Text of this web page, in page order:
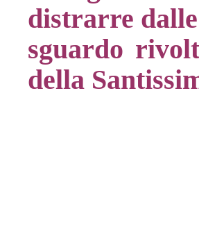
distrarre dalle
sguardo
della